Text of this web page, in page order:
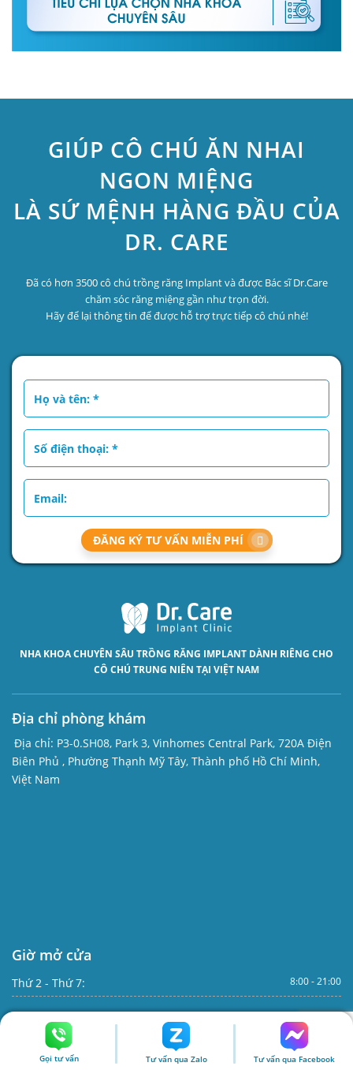
GIÚP CÔ CHÚ ĂN NHAI
NGON MIỆNG
LÀ SỨ MỆNH HÀNG ĐẦU CỦA
DR. CARE
Đã có hơn 3500 cô chú trồng răng Implant và được Bác sĩ Dr.Care
chăm sóc răng miệng gần như trọn đời.
Hãy để lại thông tin để được hỗ trợ trực tiếp cô chú nhé!
ĐĂNG KÝ TƯ VẤN MIỄN PHÍ
NHA KHOA CHUYÊN SÂU TRỒNG RĂNG IMPLANT DÀNH RIÊNG CHO
CÔ CHÚ TRUNG NIÊN TẠI VIỆT NAM
Địa chỉ phòng khám
Địa chỉ: P3-0.SH08, Park 3, Vinhomes Central Park, 720A Điện
Biên Phủ , Phường Thạnh Mỹ Tây, Thành phố Hồ Chí Minh,
Việt Nam
Giờ mở cửa
Thứ 2 - Thứ 7: 8:00 - 21:00
Đặt lịch hẹn khám
0775 63 8910
Gọi tư vấn Tư vấn qua Zalo Tư vấn qua Facebook